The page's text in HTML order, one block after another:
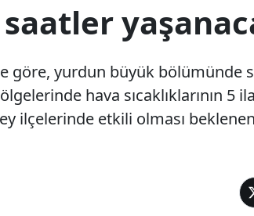
yurdun büyük bölümünde
hava sıcaklıklarının 5
ilçelerinde etkili olması beklenen